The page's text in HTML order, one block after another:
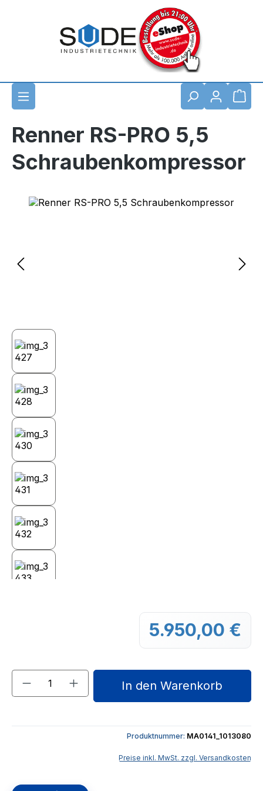
Renner RS-PRO 5,5
Schraubenkompressor
Bildergalerie überspringen
5.950,00 €
Produkt Anzahl: Gib den gewünschten
In den Warenkorb
Produktnummer: MA0141_1013080
Preise inkl. MwSt. zzgl. Versandkosten